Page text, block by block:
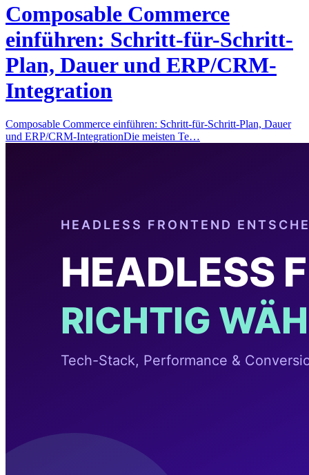
Composable Commerce
einführen: Schritt-für-Schritt-
Plan, Dauer und ERP/CRM-
Integration
Composable Commerce einführen: Schritt-für-Schritt-Plan, Dauer
und ERP/CRM-IntegrationDie meisten Te…